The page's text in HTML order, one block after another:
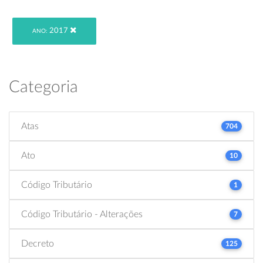
ANO: 2017
Categoria
Atas 704
Ato 10
Código Tributário 1
Código Tributário - Alterações 7
Decreto 125